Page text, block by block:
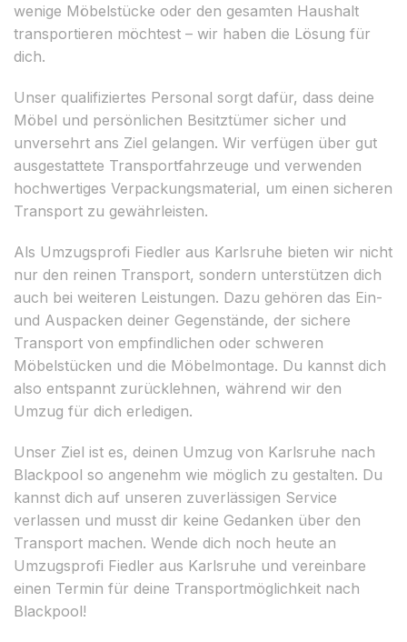
wenige Möbelstücke oder den gesamten Haushalt
transportieren möchtest – wir haben die Lösung für
dich.
Unser qualifiziertes Personal sorgt dafür, dass deine
Möbel und persönlichen Besitztümer sicher und
unversehrt ans Ziel gelangen. Wir verfügen über gut
ausgestattete Transportfahrzeuge und verwenden
hochwertiges Verpackungsmaterial, um einen sicheren
Transport zu gewährleisten.
Als Umzugsprofi Fiedler aus Karlsruhe bieten wir nicht
nur den reinen Transport, sondern unterstützen dich
auch bei weiteren Leistungen. Dazu gehören das Ein-
und Auspacken deiner Gegenstände, der sichere
Transport von empfindlichen oder schweren
Möbelstücken und die Möbelmontage. Du kannst dich
also entspannt zurücklehnen, während wir den
Umzug für dich erledigen.
Unser Ziel ist es, deinen Umzug von Karlsruhe nach
Blackpool so angenehm wie möglich zu gestalten. Du
kannst dich auf unseren zuverlässigen Service
verlassen und musst dir keine Gedanken über den
Transport machen. Wende dich noch heute an
Umzugsprofi Fiedler aus Karlsruhe und vereinbare
einen Termin für deine Transportmöglichkeit nach
Blackpool!